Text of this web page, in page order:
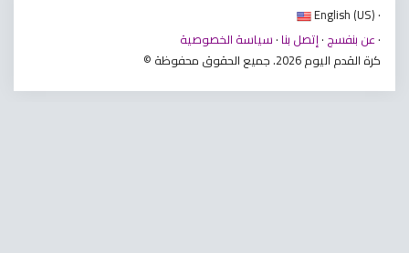
English (US) ·
عن بنفسج ·إتصل بنا · سياسة الخصوصية
·
© كرة القدم اليوم 2026. جميع الحقوق محفوظة